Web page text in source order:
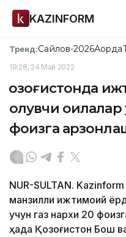
KAZINFORM
Тренд:Сайлов-2026Ақорда
19:28, 24 Май 2022
Қозоғистонда
олувчи оилалар
фоизга
NUR-SULTAN.
манзилли ижтимоий
учун газ нархи 20
ҳақда Қозоғистон Бош